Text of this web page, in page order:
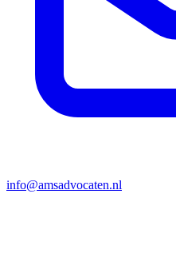
info@amsadvocaten.nl